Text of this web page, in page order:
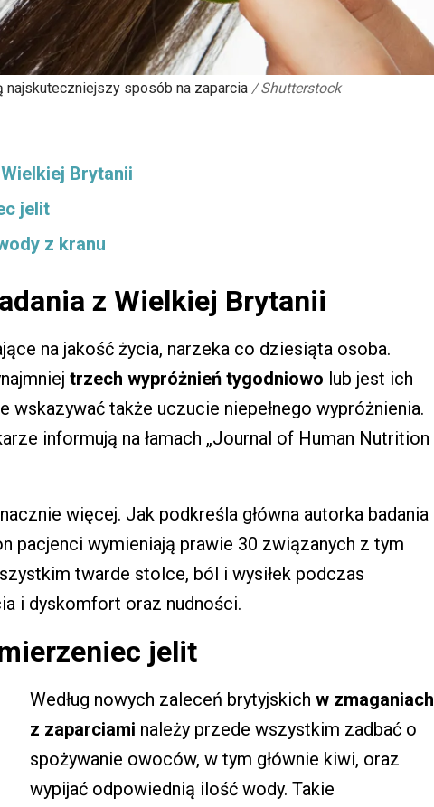
sposób na zaparcia / Shutterstock
Brytanii
jelit
z kranu
z Wielkiej Brytanii
na jakość życia, narzeka co dziesiąta osoba.
trzech wypróżnień tygodniowo lub jest ich
wskazywać także uczucie niepełnego wypróżnienia.
informują na łamach „Journal of Human Nutrition
więcej. Jak podkreśla główna autorka badania
pacjenci wymieniają prawie 30 związanych z tym
twarde stolce, ból i wysiłek podczas
i dyskomfort oraz nudności.
jelit
Według nowych zaleceń brytyjskich w zmaganiach
z zaparciami należy przede wszystkim zadbać o
spożywanie owoców, w tym głównie kiwi, oraz
wypijać odpowiednią ilość wody. Takie